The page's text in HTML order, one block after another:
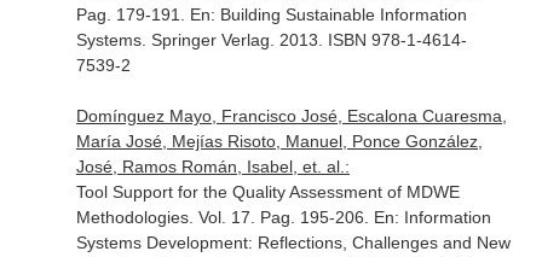
Pag. 179-191. En: Building Sustainable Information
Systems. Springer Verlag. 2013. ISBN 978-1-4614-
7539-2
Domínguez Mayo, Francisco José, Escalona Cuaresma,
María José, Mejías Risoto, Manuel, Ponce González,
José, Ramos Román, Isabel, et. al.:
Tool Support for the Quality Assessment of MDWE
Methodologies. Vol. 17. Pag. 195-206. En: Information
Systems Development: Reflections, Challenges and New